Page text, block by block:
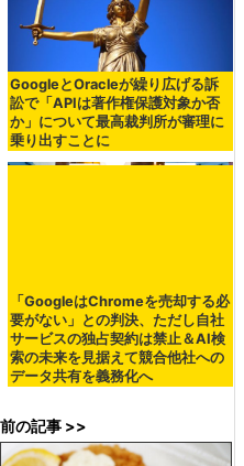
GoogleとOracleが繰り広げる訴
訟で「APIは著作権保護対象か否
か」について最高裁判所が審理に
「GoogleはChromeを売却する必
要がない」との判決、ただし自社
サービスの独占契約は禁止＆AI検